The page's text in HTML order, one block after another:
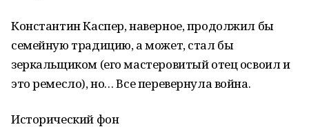
Константин Каспер, наверное, продолжил бы
семейную традицию, а может, стал бы
зеркальщиком (его мастеровитый отец освоил и
это ремесло), но… Все перевернула война.
Исторический фон